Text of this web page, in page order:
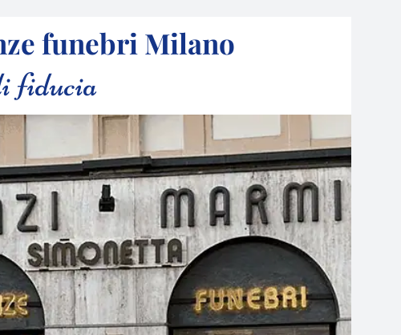
funebri Milano
fiducia